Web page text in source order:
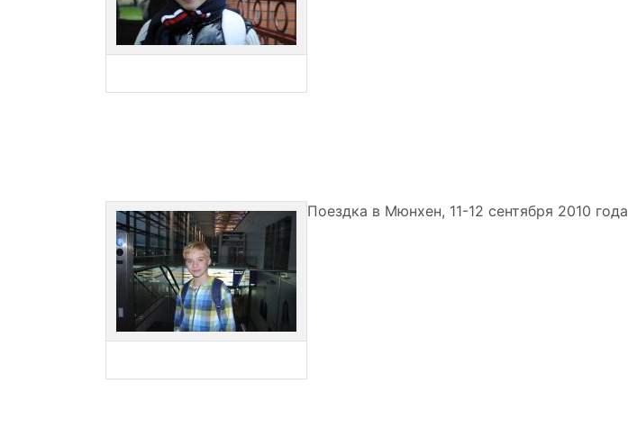
Поездка в Мюнхен, 11-12 сентября 2010 года